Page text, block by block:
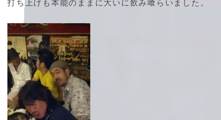
打ち上げも本能のままに大いに飲み喰らいました。